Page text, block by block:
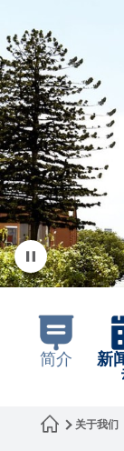
简介
新
关于我们